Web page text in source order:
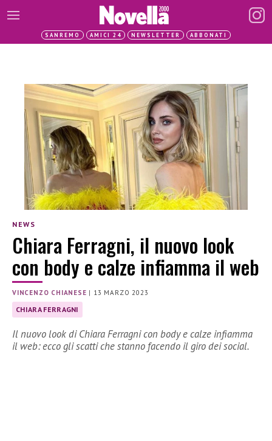
SANREMO AMICI 24 NEWSLETTER ABBONATI
NEWS
Chiara Ferragni, il nuovo look
con body e calze infiamma il web
VINCENZO CHIANESE | 13 MARZO 2023
CHIARA FERRAGNI
Il nuovo look di Chiara Ferragni con body e calze infiamma
il web: ecco gli scatti che stanno facendo il giro dei social.